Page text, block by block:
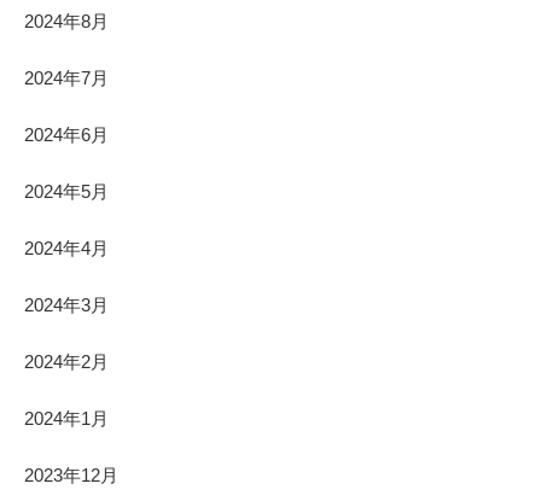
2024年8月
2024年7月
2024年6月
2024年5月
2024年4月
2024年3月
2024年2月
2024年1月
2023年12月